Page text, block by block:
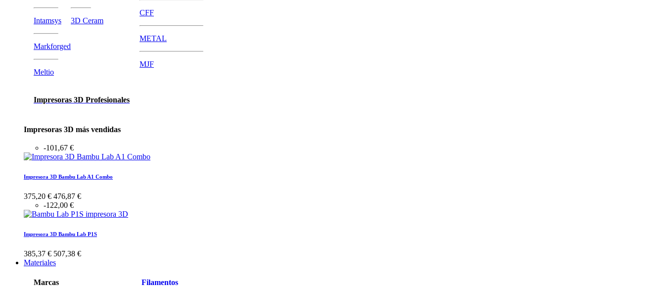
Intamsys
Markforged
Meltio
3D Ceram
Impresoras 3D Profesionales
CFF
METAL
MJF
Impresoras 3D más vendidas
-101,67 €
Impresora 3D Bambu Lab A1 Combo
375,20 € 476,87 €
-122,00 €
Impresora 3D Bambu Lab P1S
385,37 € 507,38 €
Materiales
Marcas Filamentos